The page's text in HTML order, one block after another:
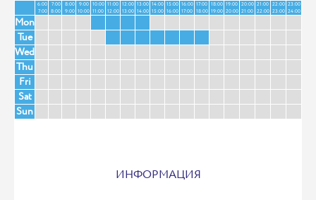
6:00
7:00
7:00
8:00
8:00
9:00
9:00
10:00
10:00
11:00
11:00
12:00
12:00
13:00
13:00
14:00
14:00
15:00
15:00
16:00
16:00
17:00
17:00
18:00
18:00
19:00
19:00
20:00
20:00
21:00
21:00
22:00
22:00
23:00
23:00
24:00
Mon
Tue
Wed
Thu
Fri
Sat
Sun
ИНФОРМАЦИЯ